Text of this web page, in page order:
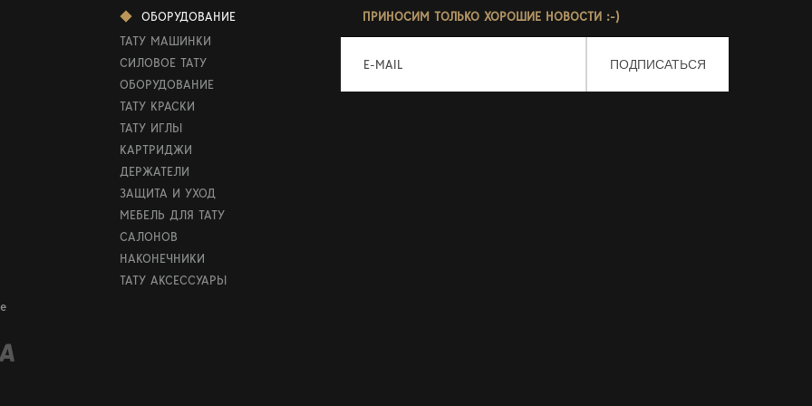
ОБОРУДОВАНИЕ
ТАТУ МАШИНКИ
СИЛОВОЕ ТАТУ
ОБОРУДОВАНИЕ
ТАТУ КРАСКИ
ТАТУ ИГЛЫ
КАРТРИДЖИ
ДЕРЖАТЕЛИ
ЗАЩИТА И УХОД
МЕБЕЛЬ ДЛЯ ТАТУ
САЛОНОВ
НАКОНЕЧНИКИ
ТАТУ АКСЕССУАРЫ
ПРИНОСИМ ТОЛЬКО ХОРОШИЕ НОВОСТИ :-)
E-MAIL